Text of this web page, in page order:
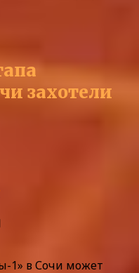
захотели
1» в Сочи может